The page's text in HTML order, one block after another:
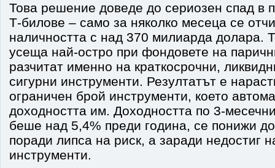
Това решение доведе до сериозен спад в
T‑билове – само за няколко месеца се
наличността с над 370 милиарда долара.
усеща най-остро при фондовете на
разчитат именно на краткосрочни,
сигурни инструменти. Резултатът е
ограничен брой инструменти, което
доходността им. Доходността по
беше над 5,4% преди година, се понижи
поради липса на риск, а заради недостиг
инструменти.